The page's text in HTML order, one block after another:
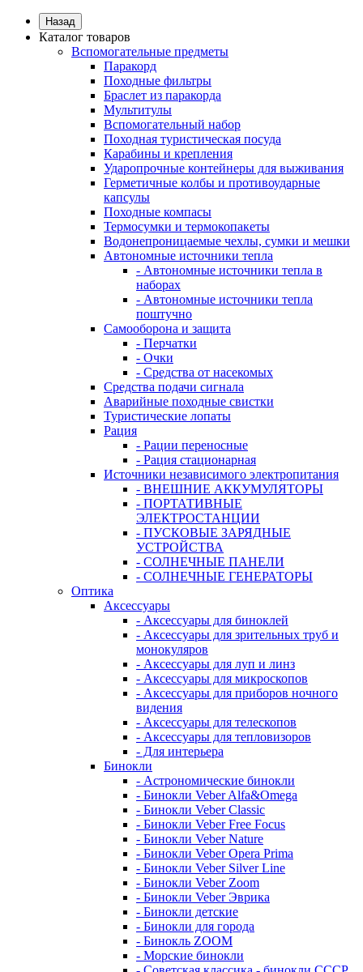
Назад
Каталог товаров
Вспомогательные предметы
Паракорд
Походные фильтры
Браслет из паракорда
Мультитулы
Вспомогательный набор
Походная туристическая посуда
Карабины и крепления
Ударопрочные контейнеры для выживания
Герметичные колбы и противоударные
капсулы
Походные компасы
Термосумки и термокопакеты
Водонепроницаемые чехлы, сумки и мешки
Автономные источники тепла
- Автономные источники тепла в
наборах
- Автономные источники тепла
поштучно
Самооборона и защита
- Перчатки
- Очки
- Средства от насекомых
Средства подачи сигнала
Аварийные походные свистки
Туристические лопаты
Рация
- Рации переносные
- Рация стационарная
Источники независимого электропитания
- ВНЕШНИЕ АККУМУЛЯТОРЫ
- ПОРТАТИВНЫЕ
ЭЛЕКТРОСТАНЦИИ
- ПУСКОВЫЕ ЗАРЯДНЫЕ
УСТРОЙСТВА
- СОЛНЕЧНЫЕ ПАНЕЛИ
- СОЛНЕЧНЫЕ ГЕНЕРАТОРЫ
Оптика
Аксессуары
- Аксессуары для биноклей
- Аксессуары для зрительных труб и
монокуляров
- Аксессуары для луп и линз
- Аксессуары для микроскопов
- Аксессуары для приборов ночного
видения
- Аксессуары для телескопов
- Аксессуары для тепловизоров
- Для интерьера
Бинокли
- Астрономические бинокли
- Бинокли Veber Alfa&Omega
- Бинокли Veber Classic
- Бинокли Veber Free Focus
- Бинокли Veber Nature
- Бинокли Veber Opera Prima
- Бинокли Veber Silver Line
- Бинокли Veber Zoom
- Бинокли Veber Эврика
- Бинокли детские
- Бинокли для города
- Бинокль ZOOM
- Морские бинокли